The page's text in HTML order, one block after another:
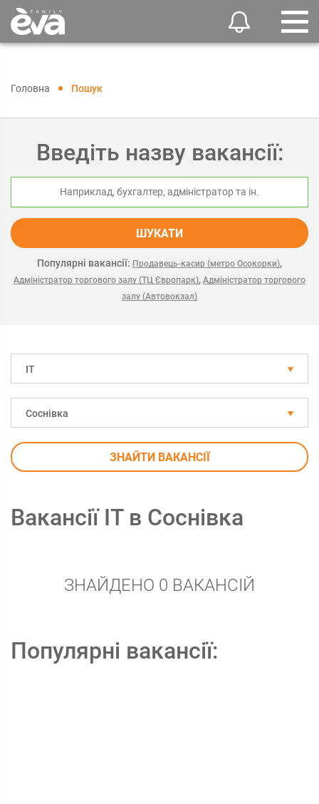
Головна Пошук
Введіть назву вакансії:
ШУКАТИ
Популярні вакансії: Продавець-касир (метро Осокорки),
Адміністратор торгового залу (ТЦ Європарк), Адміністратор торгового
залу (Автовокзал)
IT
Соснівка
ЗНАЙТИ ВАКАНСІЇ
Вакансії IT в Соснівка
ЗНАЙДЕНО 0 ВАКАНСІЙ
Популярні вакансії: